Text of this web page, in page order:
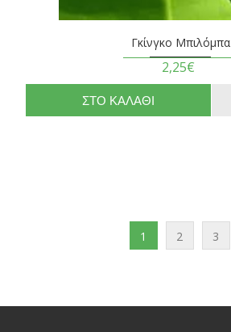
Γκίνγκο Μπιλόμπα
2,25€
1 2 3